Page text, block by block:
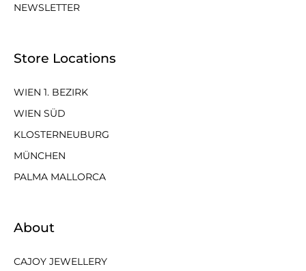
NEWSLETTER
Store Locations
WIEN 1. BEZIRK
WIEN SÜD
KLOSTERNEUBURG
MÜNCHEN
PALMA MALLORCA
About
CAJOY JEWELLERY